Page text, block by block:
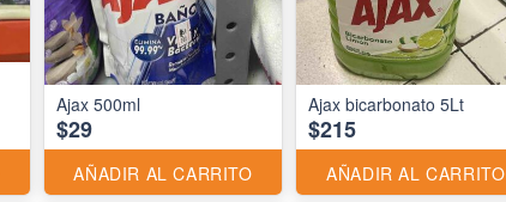
Ajax 500ml
$29
AÑADIR AL CARRITO
Ajax bicarbonato 5Lt
$215
AÑADIR AL CARRITO